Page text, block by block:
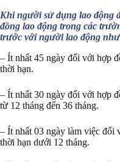
Khi người sử dụng lao động
đồng lao động trong các
trước với người lao động
– Ít nhất 45 ngày đối với hợp
thời hạn.
– Ít nhất 30 ngày đối với hợp
từ 12 tháng đến 36 tháng.
– Ít nhất 03 ngày làm việc đối
thời hạn dưới 12 tháng.